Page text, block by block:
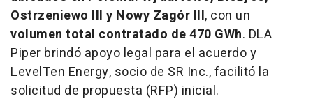
Ostrzeniewo III y Nowy Zagór III, con un
volumen total contratado de 470 GWh. DLA
Piper brindó apoyo legal para el acuerdo y
LevelTen Energy, socio de SR Inc., facilitó la
solicitud de propuesta (RFP) inicial.